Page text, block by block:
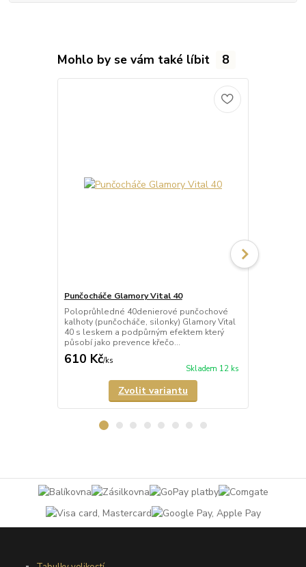
Mohlo by se vám také líbit 8
Punčocháče Glamory Vital 40
Poloprůhledné 40denierové punčochové
kalhoty (punčocháče, silonky) Glamory Vital
40 s leskem a podpůrným efektem který
působí jako prevence křečo...
610 Kč/ks
Skladem 12 ks
Zvolit variantu